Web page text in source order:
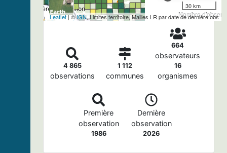
Nombre
30 km
Leaflet| ©IGN, Limites territoire, Mailles LR par date de dernière obs
4 865
observations
1 112
communes
664
observateurs
16
organismes
Première
observation
1986
Dernière
observation
2026